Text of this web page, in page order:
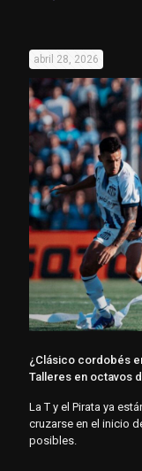
abril 28, 2026
¿Clásico cordobés
Talleres en octavos
La T y el Pirata ya
cruzarse en el inicio
posibles.